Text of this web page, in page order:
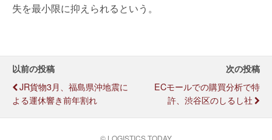
失を最小限に抑えられるという。
以前の投稿
JR貨物3月、福島県沖地震に
よる運休響き前年割れ
次の投稿
ECモールでの購買分析で特
許、渋谷区のしるし社
© LOGISTICS TODAY